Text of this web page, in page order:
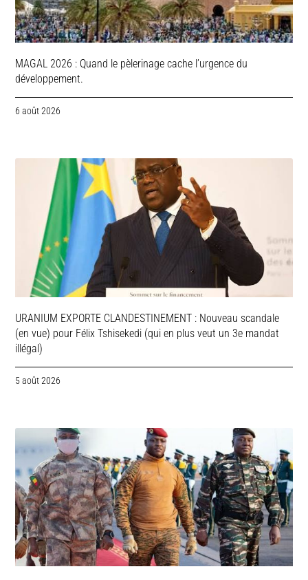
MAGAL 2026 : Quand le pèlerinage cache l’urgence du
développement.
6 août 2026
URANIUM EXPORTE CLANDESTINEMENT : Nouveau scandale
(en vue) pour Félix Tshisekedi (qui en plus veut un 3e mandat
illégal)
5 août 2026